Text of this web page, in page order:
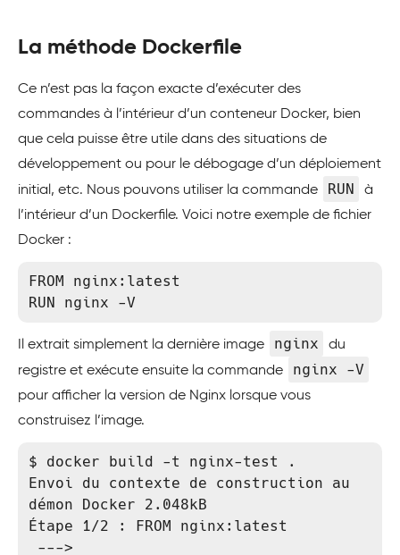
La méthode Dockerfile
Ce n’est pas la façon exacte d’exécuter des
commandes à l’intérieur d’un conteneur Docker, bien
que cela puisse être utile dans des situations de
développement ou pour le débogage d’un déploiement
initial, etc. Nous pouvons utiliser la commande
RUN
à
l’intérieur d’un Dockerfile. Voici notre exemple de fichier
Docker :
FROM nginx:latest
RUN nginx -V
Il extrait simplement la dernière image nginx
du
registre et exécute ensuite la commande
nginx -V
pour afficher la version de Nginx lorsque vous
construisez l’image.
$ docker build -t nginx-test .
Envoi du contexte de construction au
démon Docker 2.048kB
Étape 1/2 : FROM nginx:latest